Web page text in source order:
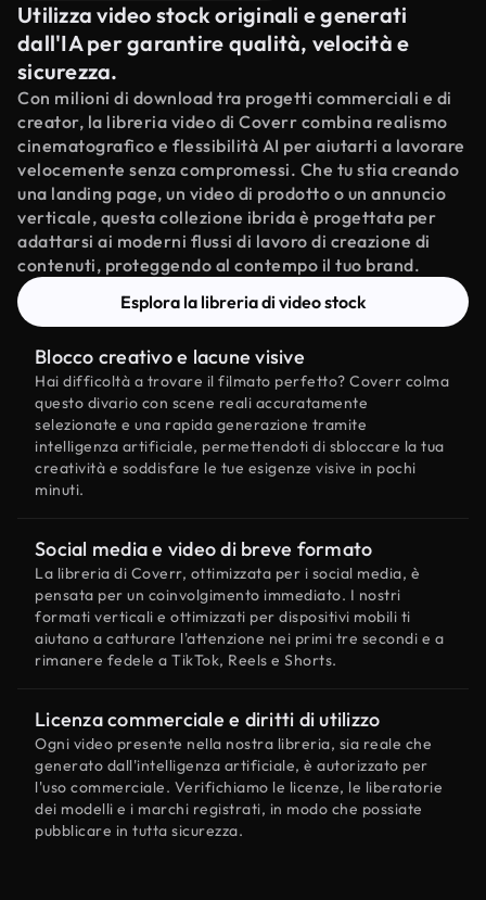
Utilizza video stock originali e generati
dall'IA per garantire qualità, velocità e
sicurezza.
Con milioni di download tra progetti commerciali e di
creator, la libreria video di Coverr combina realismo
cinematografico e flessibilità AI per aiutarti a lavorare
velocemente senza compromessi. Che tu stia creando
una landing page, un video di prodotto o un annuncio
verticale, questa collezione ibrida è progettata per
adattarsi ai moderni flussi di lavoro di creazione di
contenuti, proteggendo al contempo il tuo brand.
Esplora la libreria di video stock
Blocco creativo e lacune visive
Hai difficoltà a trovare il filmato perfetto? Coverr colma
questo divario con scene reali accuratamente
selezionate e una rapida generazione tramite
intelligenza artificiale, permettendoti di sbloccare la tua
creatività e soddisfare le tue esigenze visive in pochi
minuti.
Social media e video di breve formato
La libreria di Coverr, ottimizzata per i social media, è
pensata per un coinvolgimento immediato. I nostri
formati verticali e ottimizzati per dispositivi mobili ti
aiutano a catturare l'attenzione nei primi tre secondi e a
rimanere fedele a TikTok, Reels e Shorts.
Licenza commerciale e diritti di utilizzo
Ogni video presente nella nostra libreria, sia reale che
generato dall'intelligenza artificiale, è autorizzato per
l'uso commerciale. Verifichiamo le licenze, le liberatorie
dei modelli e i marchi registrati, in modo che possiate
pubblicare in tutta sicurezza.